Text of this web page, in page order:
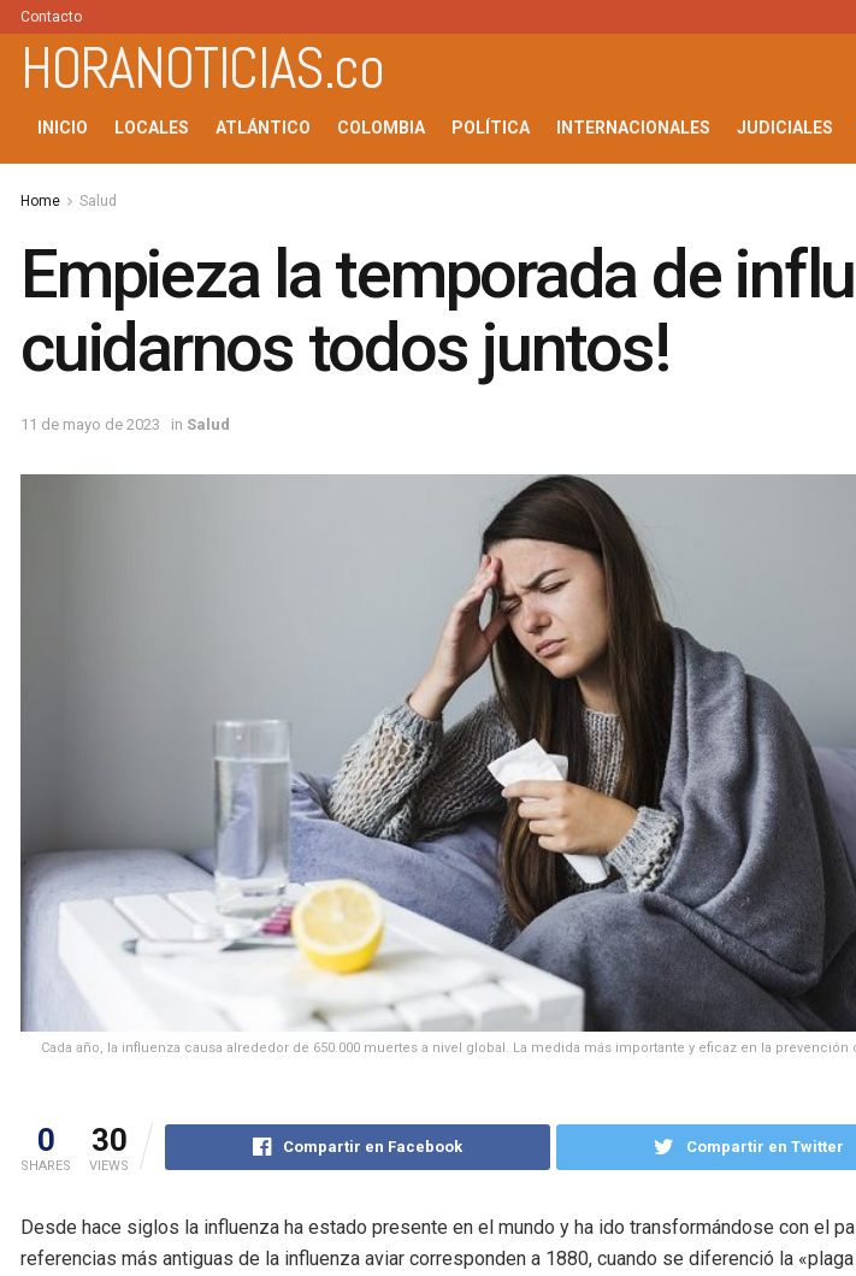
Contacto
HORANOTICIAS.co
INICIO LOCALES ATLÁNTICO COLOMBIA POLÍTICA INTERNACIONALES JUDICIALES
Home Salud
Empieza la temporada de
cuidarnos todos juntos!
11 de mayo de 2023 in Salud
Cada año, la influenza causa alrededor de 650.000 muertes a nivel global. La medida más importante y eficaz en la
0
SHARES
30
VIEWS
Compartir en Facebook Compartir en Twitter
Desde hace siglos la influenza ha estado presente en el mundo y ha ido transformándose con el
referencias más antiguas de la influenza aviar corresponden a 1880, cuando se diferenció la